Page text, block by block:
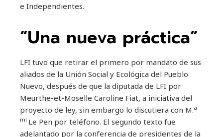
e Independientes.
“Una nueva práctica”
LFI tuvo que retirar el primero por mandato de sus
aliados de la Unión Social y Ecológica del Pueblo
Nuevo, después de que la diputada de LFI por
Meurthe-et-Moselle Caroline Fiat, a iniciativa del
proyecto de ley, sin embargo lo discutiera con M.a
mí Le Pen por teléfono. El segundo texto fue
adelantado por la conferencia de presidentes de la